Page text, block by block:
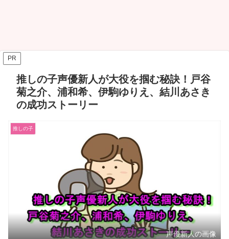
PR
推しの子声優新人が大役を掴む秘訣！戸谷
菊之介、浦和希、伊駒ゆりえ、結川あさき
の成功ストーリー
推しの子
声優新人の画像